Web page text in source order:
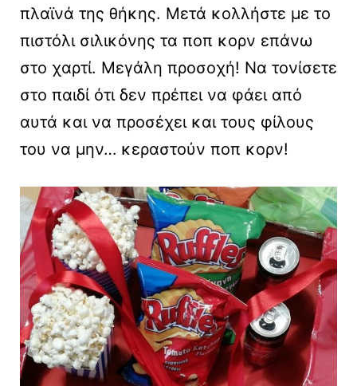
πλαϊνά της θήκης. Μετά κολλήστε με το
πιστόλι σιλικόνης τα ποπ κορν επάνω
στο χαρτί. Μεγάλη προσοχή! Να τονίσετε
στο παιδί ότι δεν πρέπει να φάει από
αυτά και να προσέχει και τους φίλους
του να μην… κεραστούν ποπ κορν!